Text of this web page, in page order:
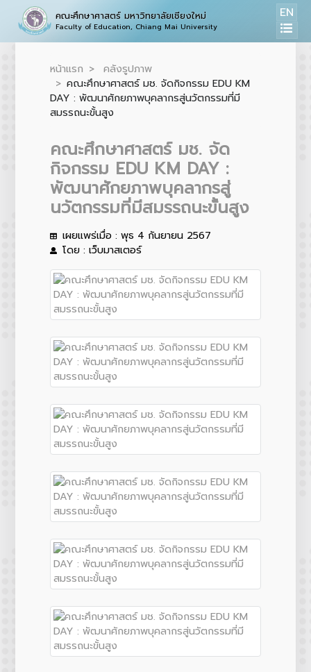
คณะศึกษาศาสตร์ มหาวิทยาลัยเชียงใหม่
Faculty of Education, Chiang Mai University
EN
หน้าแรก
คลังรูปภาพ
คณะศึกษาศาสตร์ มช. จัดกิจกรรม EDU KM
DAY : พัฒนาศักยภาพบุคลากรสู่นวัตกรรมที่มี
สมรรถนะขั้นสูง
คณะศึกษาศาสตร์ มช. จัด
กิจกรรม EDU KM DAY :
พัฒนาศักยภาพบุคลากรสู่
นวัตกรรมที่มีสมรรถนะขั้นสูง
เผยแพร่เมื่อ : พุธ 4 กันยายน 2567
โดย : เว็บมาสเตอร์